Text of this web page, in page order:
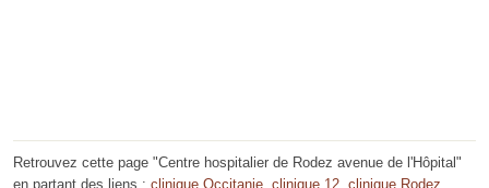
Retrouvez cette page "Centre hospitalier de Rodez avenue de l'Hôpital"
en partant des liens : clinique Occitanie clinique 12 clinique Rodez